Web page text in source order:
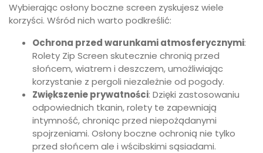
Wybierając osłony boczne screen zyskujesz wiele
korzyści. Wśród nich warto podkreślić:
Ochrona przed warunkami atmosferycznymi:
Rolety Zip Screen skutecznie chronią przed
słońcem, wiatrem i deszczem, umożliwiając
korzystanie z pergoli niezależnie od pogody.
Zwiększenie prywatności: Dzięki zastosowaniu
odpowiednich tkanin, rolety te zapewniają
intymność, chroniąc przed niepożądanymi
spojrzeniami. Osłony boczne ochronią nie tylko
przed słońcem ale i wścibskimi sąsiadami.